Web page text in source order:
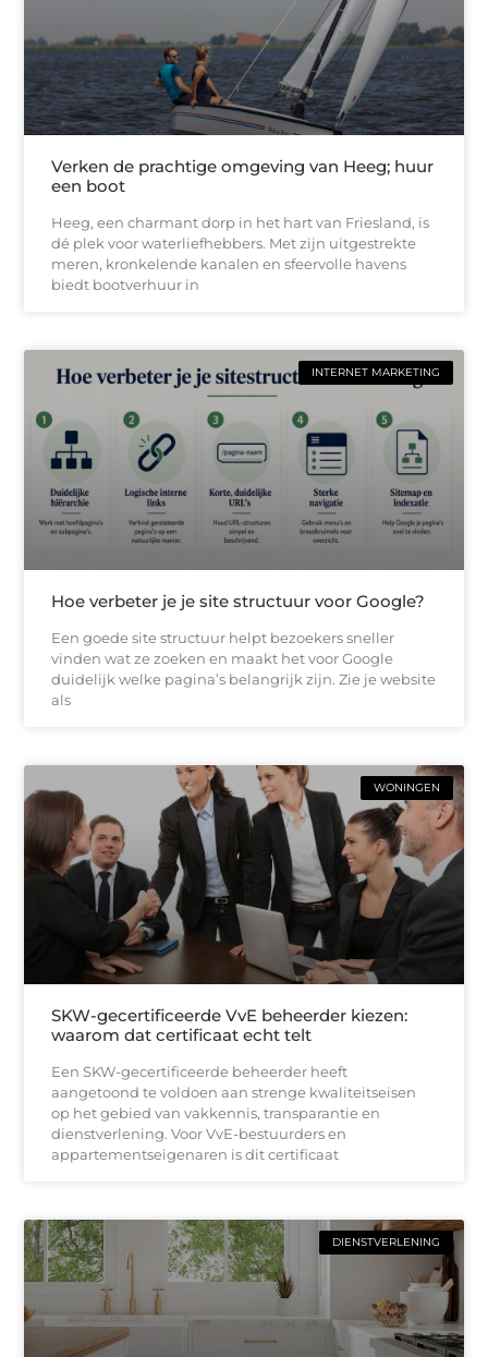
Verken de prachtige omgeving van Heeg; huur
een boot
Heeg, een charmant dorp in het hart van Friesland, is
dé plek voor waterliefhebbers. Met zijn uitgestrekte
meren, kronkelende kanalen en sfeervolle havens
biedt bootverhuur in
INTERNET MARKETING
Hoe verbeter je je site structuur voor Google?
Een goede site structuur helpt bezoekers sneller
vinden wat ze zoeken en maakt het voor Google
duidelijk welke pagina’s belangrijk zijn. Zie je website
als
WONINGEN
SKW-gecertificeerde VvE beheerder kiezen:
waarom dat certificaat echt telt
Een SKW-gecertificeerde beheerder heeft
aangetoond te voldoen aan strenge kwaliteitseisen
op het gebied van vakkennis, transparantie en
dienstverlening. Voor VvE-bestuurders en
appartementseigenaren is dit certificaat
DIENSTVERLENING